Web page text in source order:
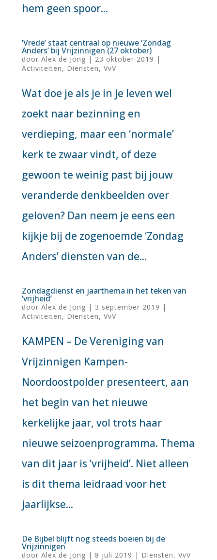
hem geen spoor...
‘Vrede’ staat centraal op nieuwe ‘Zondag
Anders’ bij Vrijzinnigen (27 oktober)
door Alex de Jong | 23 oktober 2019 |
Activiteiten, Diensten, VvV
Wat doe je als je in je leven wel
zoekt naar bezinning en
verdieping, maar een ‘normale’
kerk te zwaar vindt, of deze
gewoon te weinig past bij jouw
veranderde denkbeelden over
geloven? Dan neem je eens een
kijkje bij de zogenoemde ‘Zondag
Anders’ diensten van de...
Zondagdienst en jaarthema in het teken van
‘vrijheid’
door Alex de Jong | 3 september 2019 |
Activiteiten, Diensten, VvV
KAMPEN – De Vereniging van
Vrijzinnigen Kampen-
Noordoostpolder presenteert, aan
het begin van het nieuwe
kerkelijke jaar, vol trots haar
nieuwe seizoenprogramma. Thema
van dit jaar is ‘vrijheid’. Niet alleen
is dit thema leidraad voor het
jaarlijkse...
De Bijbel blijft nog steeds boeien bij de
Vrijzinnigen
door Alex de Jong | 8 juli 2019 | Diensten, VvV